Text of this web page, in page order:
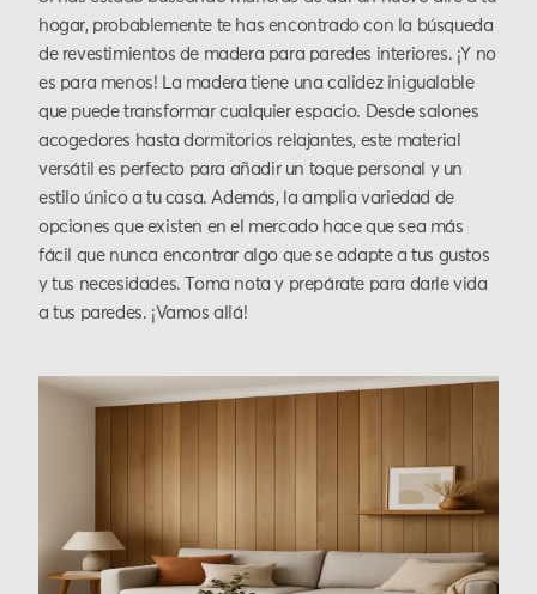
hogar, probablemente te has encontrado con la búsqueda
de revestimientos de madera para paredes interiores. ¡Y no
es para menos! La madera tiene una calidez inigualable
que puede transformar cualquier espacio. Desde salones
acogedores hasta dormitorios relajantes, este material
versátil es perfecto para añadir un toque personal y un
estilo único a tu casa. Además, la amplia variedad de
opciones que existen en el mercado hace que sea más
fácil que nunca encontrar algo que se adapte a tus gustos
y tus necesidades. Toma nota y prepárate para darle vida
a tus paredes. ¡Vamos allá!